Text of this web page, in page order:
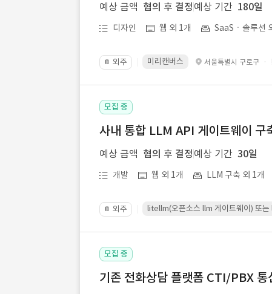
예상 금액 협의 후 결정 예상 기간 180일
디자인 웹 외 1개 SaaSㆍ솔루션
📔 외주 미리캔버스 서울특별시 구로구 ·
모집 중
사내 통합 LLM API 게이트웨이 구
예상 금액 협의 후 결정 예상 기간 30일
개발 웹 외 1개 LLM 구축 외 1개
📔 외주 litellm(오픈소스 llm 게이트웨이) 또
모집 중
기존 전화상담 플랫폼 CTI/PBX 통